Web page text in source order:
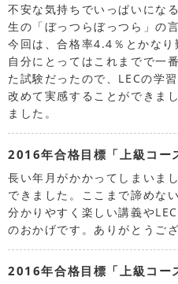
不安な気持ちでいっぱいにな
生の「ぼっつらぼっつら」の
今回は、合格率4.4％とかなり
自分にとってはこれまでで一
た試験だったので、LECの学
改めて実感することができま
ました。
2016年合格目標「上級コー
長い年月がかかってしまいま
できました。ここまで諦めな
分かりやすく楽しい講義や
のおかげです。ありがとうご
2016年合格目標「上級コー